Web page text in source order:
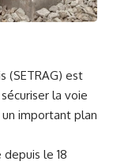
(SETRAG) est
la voie
important plan
depuis le 18